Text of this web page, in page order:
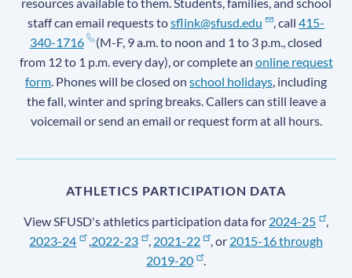
staff can email requests tosflink@sfusd.edu , call415-
340-1716
(M-F, 9 a.m. to noon and 1 to 3 p.m., closed
from 12 to 1 p.m. every day), or complete an online request
form. Phones will be closed on school holidays, including
the fall, winter and spring breaks. Callers can still leave a
voicemail or send an email or request form at all hours.
ATHLETICS PARTICIPATION DATA
View SFUSD's athletics participation data for 2024-25
,
2023-24
,2022-23 , 2021-22 , or 2015-16 through
2019-20
.